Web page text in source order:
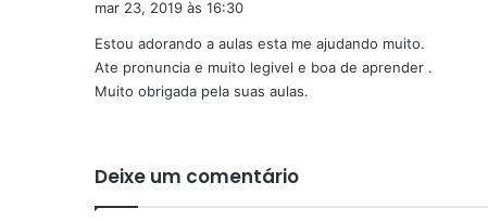
s
e
:
mar 23, 2019 às 16:30
Estou adorando a aulas esta me ajudando muito.
Ate pronuncia e muito legivel e boa de aprender .
Muito obrigada pela suas aulas.
Deixe um comentário